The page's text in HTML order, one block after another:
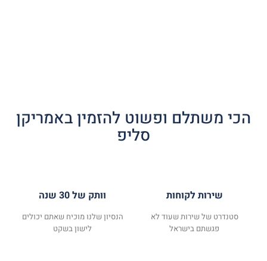
הכי משתלם ופשוט להזמין באמריקן
סליפ
שירות לקוחות
סטנדרט של שירות שעוד לא
פגשתם בישראל
וותק של 30 שנה
הנסיון שלנו מוכיח שאתם יכולים
לישון בשקט